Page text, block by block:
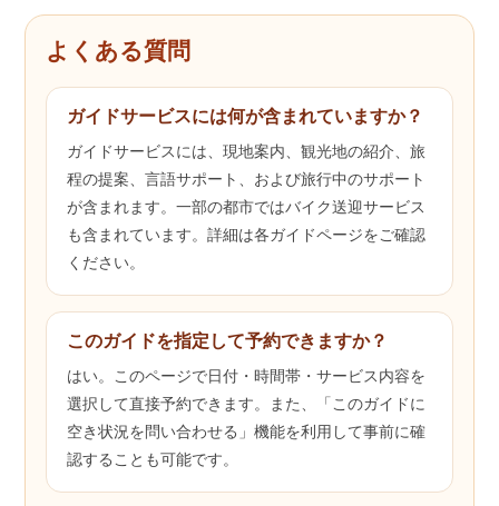
よくある質問
ガイドサービスには何が含まれていますか？
ガイドサービスには、現地案内、観光地の紹介、旅
程の提案、言語サポート、および旅行中のサポート
が含まれます。一部の都市ではバイク送迎サービス
も含まれています。詳細は各ガイドページをご確認
ください。
このガイドを指定して予約できますか？
はい。このページで日付・時間帯・サービス内容を
選択して直接予約できます。また、「このガイドに
空き状況を問い合わせる」機能を利用して事前に確
認することも可能です。